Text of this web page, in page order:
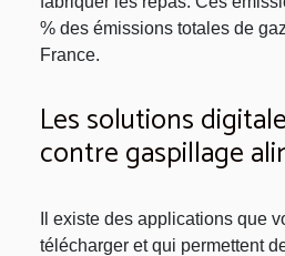
% des émissions totales de
France.
Les solutions
contre gaspillage
Il existe des applications que
télécharger et qui permettent